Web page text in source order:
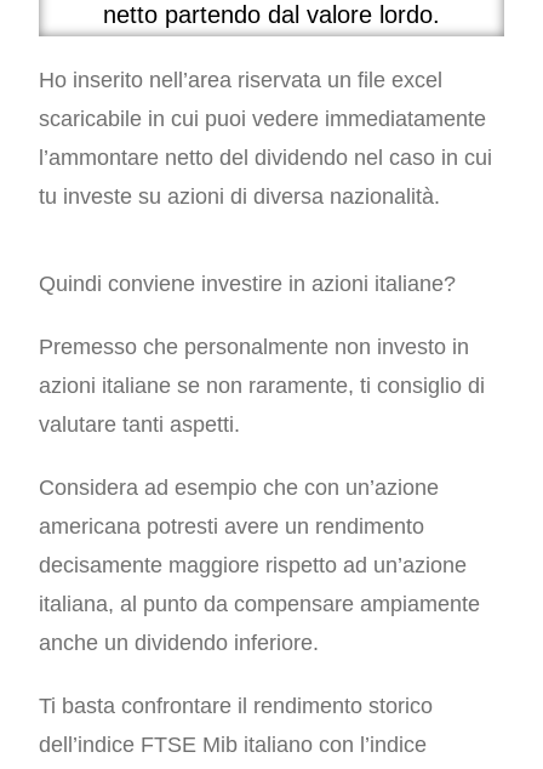
netto partendo dal valore lordo.
Ho inserito nell’area riservata un file excel
scaricabile in cui puoi vedere immediatamente
l’ammontare netto del dividendo nel caso in cui
tu investe su azioni di diversa nazionalità.
Quindi conviene investire in azioni italiane?
Premesso che personalmente non investo in
azioni italiane se non raramente, ti consiglio di
valutare tanti aspetti.
Considera ad esempio che con un’azione
americana potresti avere un rendimento
decisamente maggiore rispetto ad un’azione
italiana, al punto da compensare ampiamente
anche un dividendo inferiore.
Ti basta confrontare il rendimento storico
dell’indice FTSE Mib italiano con l’indice